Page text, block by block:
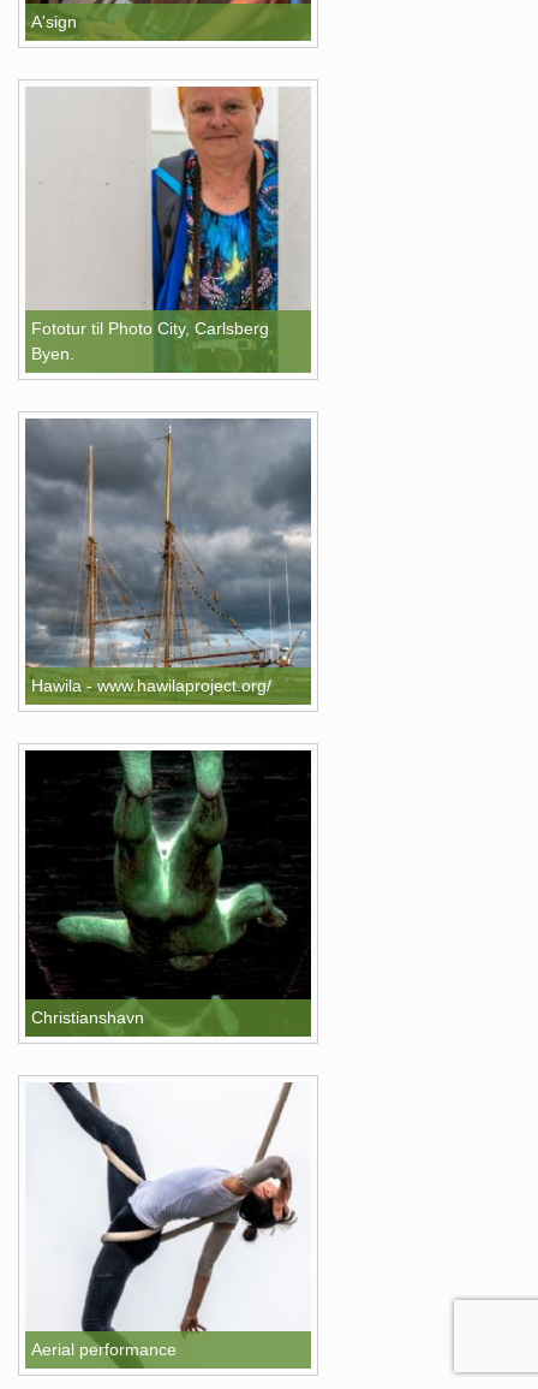
A'sign
Fototur til Photo City, Carlsberg
Byen.
Hawila - www.hawilaproject.org/
Christianshavn
Aerial performance